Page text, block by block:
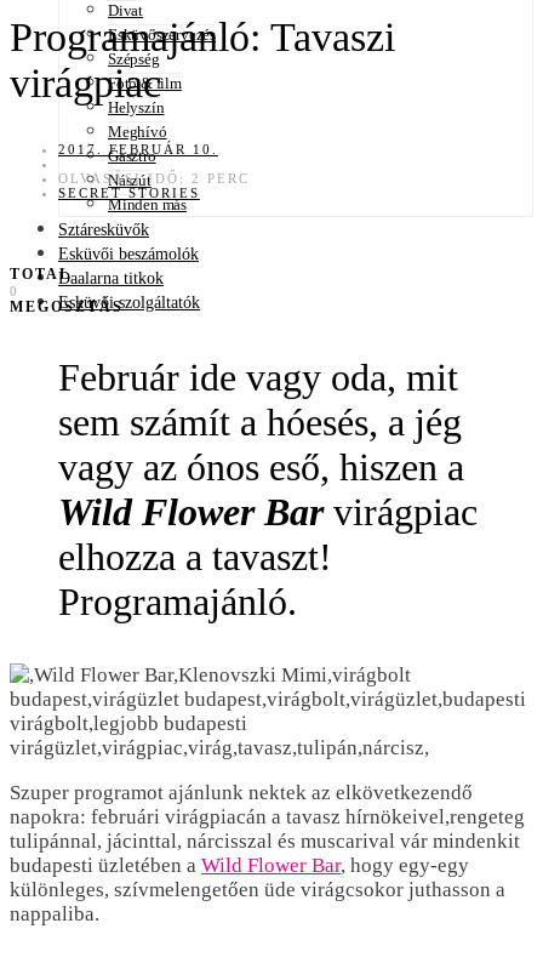
Divat
Esküvőszervezés
Szépség
Fotó & film
Helyszín
Meghívó
Gasztro
Nászút
Minden más
Sztáresküvők
Esküvői beszámolók
Daalarna titkok
Esküvői szolgáltatók
Programajánló: Tavaszi
virágpiac
2017. FEBRUÁR 10.
OLVASÁSI IDŐ: 2 PERC
SECRET STORIES
TOTAL
0
MEGOSZTÁS
Február ide vagy oda, mit
sem számít a hóesés, a jég
vagy az ónos eső, hiszen a
Wild Flower Barvirágpiac
elhozza a tavaszt!
Programajánló.
Szuper programot ajánlunk nektek az elkövetkezendő
napokra: februári virágpiacán a tavasz hírnökeivel,rengeteg
tulipánnal, jácinttal, nárcisszal és muscarival vár mindenkit
budapesti üzletében a Wild Flower Bar, hogy egy-egy
különleges, szívmelengetően üde virágcsokor juthasson a
nappaliba.